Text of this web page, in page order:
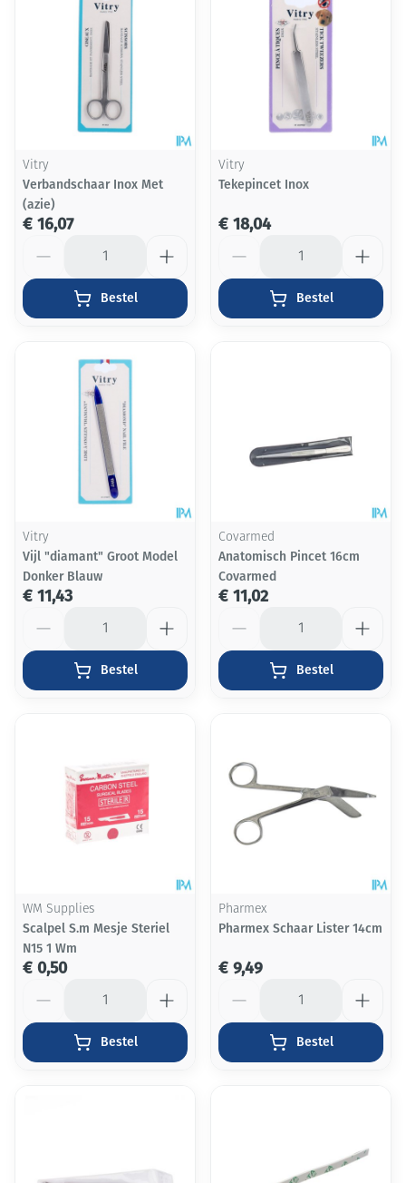
Vitry
Verbandschaar Inox Met
(azie)
€ 16,07
Bestel
Vitry
Tekepincet Inox
€ 18,04
Bestel
Vitry
Vijl "diamant" Groot Model
Donker Blauw
€ 11,43
Bestel
Covarmed
Anatomisch Pincet 16cm
Covarmed
€ 11,02
Bestel
WM Supplies
Scalpel S.m Mesje Steriel
N15 1 Wm
€ 0,50
Bestel
Pharmex
Pharmex Schaar Lister 14cm
€ 9,49
Bestel